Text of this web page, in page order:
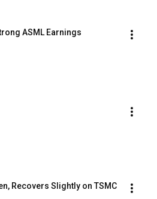
ASML Earnings
Recovers Slightly on TSMC